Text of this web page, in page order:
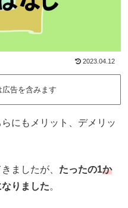
2023.04.12
告を含みます
にもメリット、デメリッ
ましたが、 たったの1か
りました。